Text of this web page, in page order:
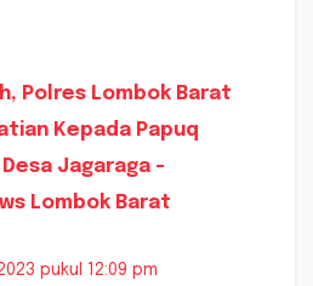
Polres Lombok Barat
Kepada Papuq
Jagaraga -
Lombok Barat
pukul 12:09 pm